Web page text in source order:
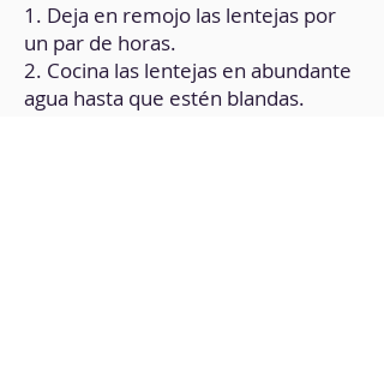
1. Deja en remojo las lentejas por
un par de horas.
2. Cocina las lentejas en abundante
agua hasta que estén blandas.